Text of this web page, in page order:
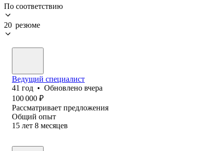
По соответствию
20 резюме
Ведущий специалист
41 год • Обновлено вчера
100 000 ₽
Рассматривает предложения
Общий опыт
15 лет 8 месяцев